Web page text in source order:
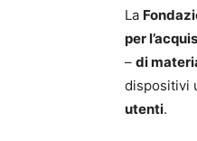
La
per
– di
dispositivi
utenti.